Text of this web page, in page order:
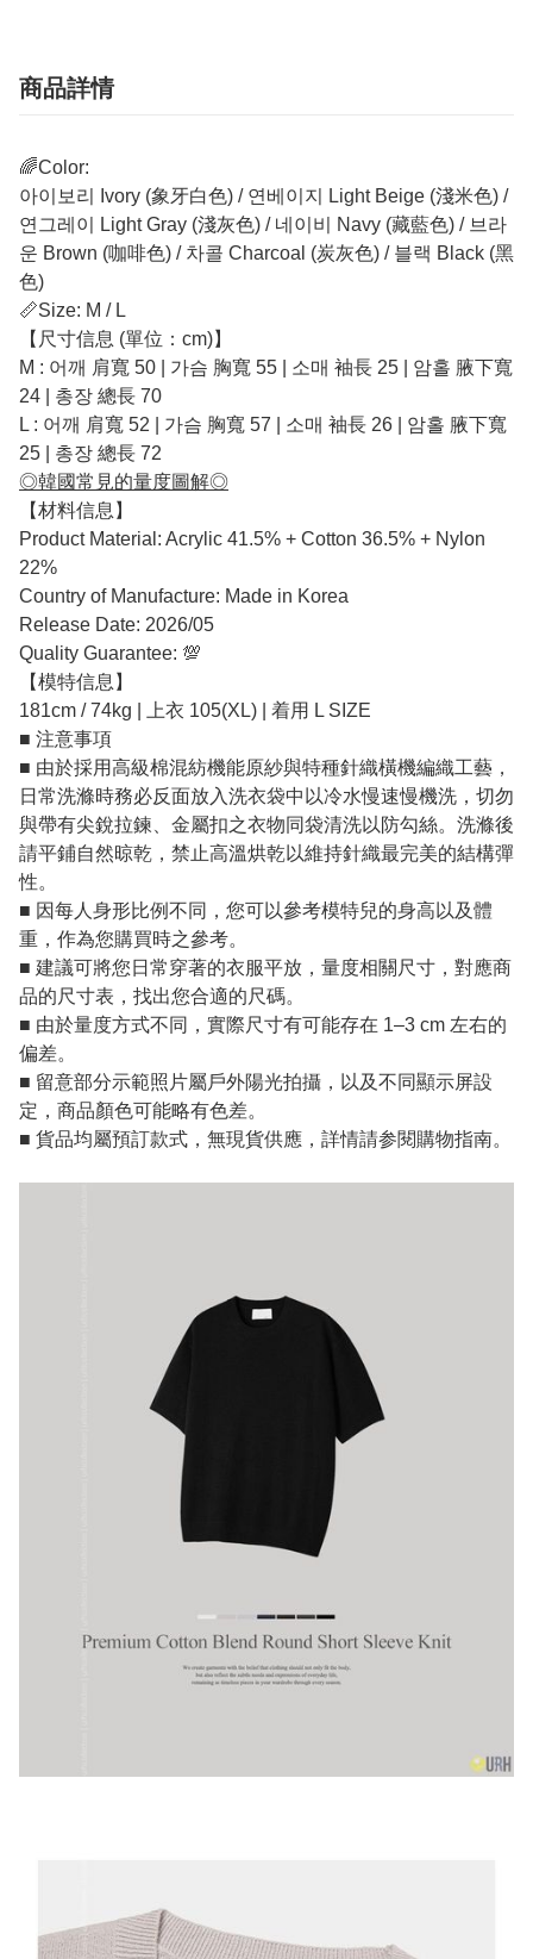
商品詳情
🌈Color:
아이보리 Ivory (象牙白色) / 연베이지 Light Beige (淺米色) /
연그레이 Light Gray (淺灰色) / 네이비 Navy (藏藍色) / 브라
운 Brown (咖啡色) / 차콜 Charcoal (炭灰色) / 블랙 Black (黑
色)
📏Size: M / L
【尺寸信息 (單位：cm)】
M : 어깨 肩寬 50 | 가슴 胸寬 55 | 소매 袖長 25 | 암홀 腋下寬
24 | 총장 總長 70
L : 어깨 肩寬 52 | 가슴 胸寬 57 | 소매 袖長 26 | 암홀 腋下寬
25 | 총장 總長 72
◎韓國常見的量度圖解◎
【材料信息】
Product Material: Acrylic 41.5% + Cotton 36.5% + Nylon
22%
Country of Manufacture: Made in Korea
Release Date: 2026/05
Quality Guarantee: 💯
【模特信息】
181cm / 74kg | 上衣 105(XL) | 着用 L SIZE
■ 注意事項
■ 由於採用高級棉混紡機能原紗與特種針織橫機編織工藝，
日常洗滌時務必反面放入洗衣袋中以冷水慢速慢機洗，切勿
與帶有尖銳拉鍊、金屬扣之衣物同袋清洗以防勾絲。洗滌後
請平鋪自然晾乾，禁止高溫烘乾以維持針織最完美的結構彈
性。
■ 因每人身形比例不同，您可以參考模特兒的身高以及體
重，作為您購買時之參考。
■ 建議可將您日常穿著的衣服平放，量度相關尺寸，對應商
品的尺寸表，找出您合適的尺碼。
■ 由於量度方式不同，實際尺寸有可能存在 1–3 cm 左右的
偏差。
■ 留意部分示範照片屬戶外陽光拍攝，以及不同顯示屏設
定，商品顏色可能略有色差。
■ 貨品均屬預訂款式，無現貨供應，詳情請参閱購物指南。